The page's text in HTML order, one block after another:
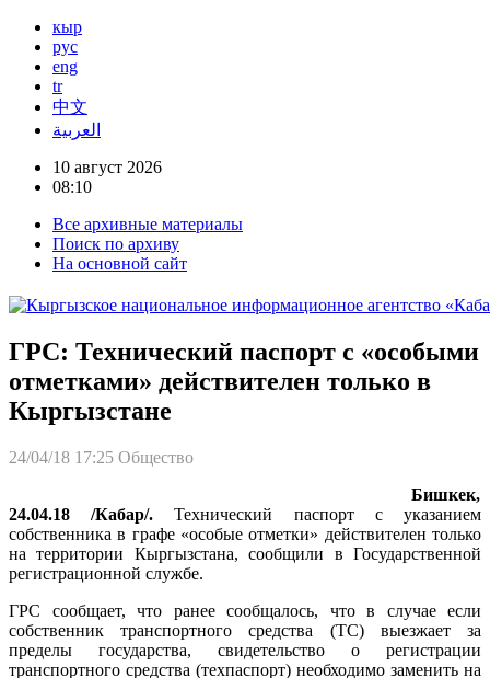
кыр
рус
eng
tr
中文
العربية
10 август 2026
08:10
Все архивные материалы
Поиск по архиву
На основной сайт
ГРС: Технический паспорт с «особыми
отметками» действителен только в
Кыргызстане
24/04/18 17:25 Общество
Бишкек,
24.04.18 /Кабар/. Технический паспорт с указанием
собственника в графе «особые отметки» действителен только
на территории Кыргызстана, сообщили в Государственной
регистрационной службе.
ГРС сообщает, что ранее сообщалось, что в случае если
собственник транспортного средства (ТС) выезжает за
пределы государства, свидетельство о регистрации
транспортного средства (техпаспорт) необходимо заменить на